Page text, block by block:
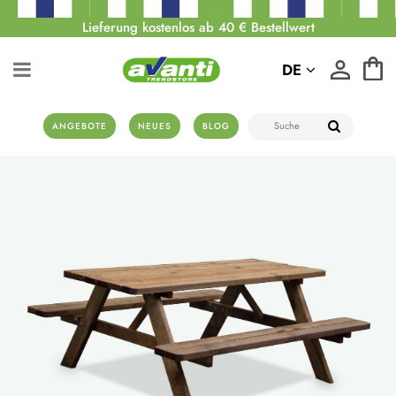
Lieferung kostenlos ab 40 € Bestellwert
ANGEBOTE NEUES BLOG
DE